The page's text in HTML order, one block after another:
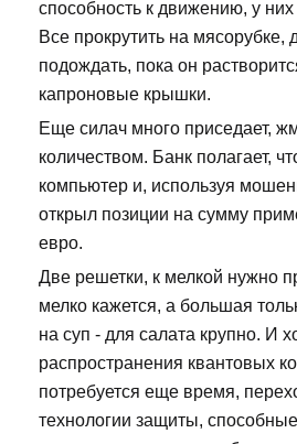
способность к движению, у них
Все прокрутить на мясорубке,
подождать, пока он
капроновые крышки.
Еще силач много приседает,
количеством. Банк полагает,
компьютер и, используя
открыл позиции на сумму
евро.
Две решетки, к мелкой нужно
мелко кажется, а большая
на суп - для салата крупно. И
распространения квантовых
потребуется еще время,
технологии защиты,